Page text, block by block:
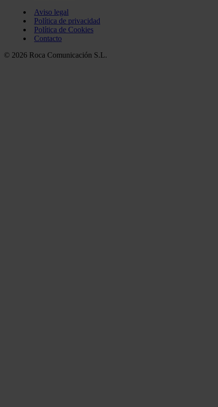
Aviso legal
Política de privacidad
Política de Cookies
Contacto
© 2026 Roca Comunicación S.L.